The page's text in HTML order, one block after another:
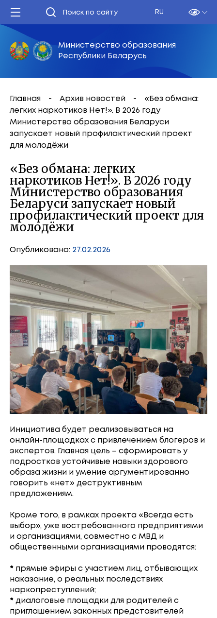
RU
Министерство образования
Республики Беларусь
Главная Архив новостей
«Без обмана:
легких наркотиков Нет!». В 2026 году
Министерство образования Беларуси
запускает новый профилактический проект
для молодёжи
«Без обмана: легких
наркотиков Нет!». В 2026 году
Министерство образования
Беларуси запускает новый
профилактический проект для
молодёжи
Опубликовано: 27.02.2026
Инициатива будет реализовываться на
онлайн-площадках с привлечением блогеров и
экспертов. Главная цель – сформировать у
подростков устойчивые навыки здорового
образа жизни и умение аргументированно
говорить «нет» деструктивным
предложениям.
Кроме того, в рамках проекта «Всегда есть
выбор», уже востребованного предприятиями
и организациями, совместно с МВД и
общественными организациями проводятся:
* прямые эфиры с участием лиц, отбывающих
наказание, о реальных последствиях
наркопреступлений;
* диалоговые площадки для родителей с
приглашением законных представителей